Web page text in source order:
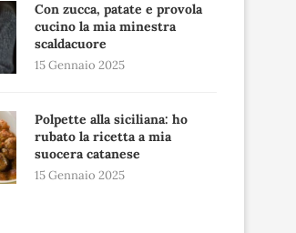
Con zucca, patate e provola
cucino la mia minestra
scaldacuore
15 Gennaio 2025
Polpette alla siciliana: ho
rubato la ricetta a mia
suocera catanese
15 Gennaio 2025